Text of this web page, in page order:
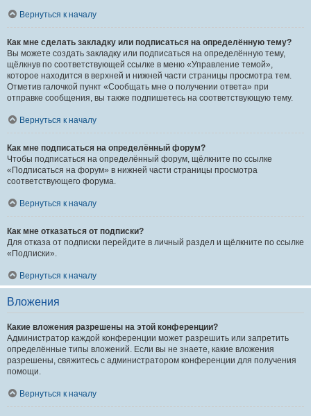
Вернуться к началу
Как мне сделать закладку или подписаться на определённую тему?
Вы можете создать закладку или подписаться на определённую тему,
щёлкнув по соответствующей ссылке в меню «Управление темой»,
которое находится в верхней и нижней части страницы просмотра тем.
Отметив галочкой пункт «Сообщать мне о получении ответа» при
отправке сообщения, вы также подпишетесь на соответствующую тему.
Вернуться к началу
Как мне подписаться на определённый форум?
Чтобы подписаться на определённый форум, щёлкните по ссылке
«Подписаться на форум» в нижней части страницы просмотра
соответствующего форума.
Вернуться к началу
Как мне отказаться от подписки?
Для отказа от подписки перейдите в личный раздел и щёлкните по ссылке
«Подписки».
Вернуться к началу
Вложения
Какие вложения разрешены на этой конференции?
Администратор каждой конференции может разрешить или запретить
определённые типы вложений. Если вы не знаете, какие вложения
разрешены, свяжитесь с администратором конференции для получения
помощи.
Вернуться к началу